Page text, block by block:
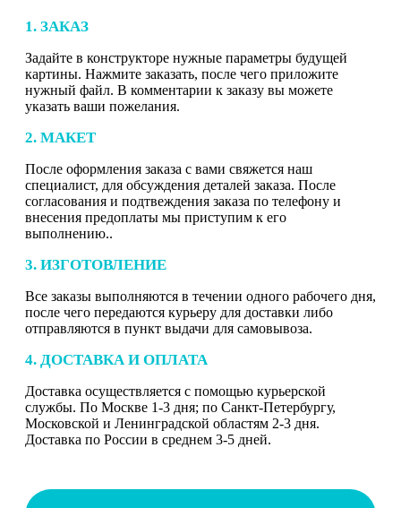
1. ЗАКАЗ
Задайте в конструкторе нужные параметры будущей
картины. Нажмите заказать, после чего приложите
нужный файл. В комментарии к заказу вы можете
указать ваши пожелания.
2. МАКЕТ
После оформления заказа с вами свяжется наш
специалист, для обсуждения деталей заказа. После
согласования и подтвеждения заказа по телефону и
внесения предоплаты мы приступим к его
выполнению..
3. ИЗГОТОВЛЕНИЕ
Все заказы выполняются в течении одного рабочего дня,
после чего передаются курьеру для доставки либо
отправляются в пункт выдачи для самовывоза.
4. ДОСТАВКА И ОПЛАТА
Доставка осуществляется с помощью курьерской
службы. По Москве 1-3 дня; по Санкт-Петербургу,
Московской и Ленинградской областям 2-3 дня.
Доставка по России в среднем 3-5 дней.